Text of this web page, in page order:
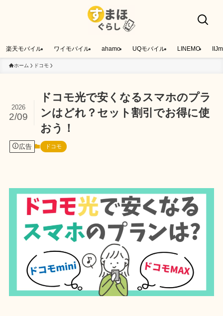
楽天モバイル ワイモバイル ahamo UQモバイル LINEMO
ホーム ドコモ
ドコモ光で安くなるスマホのプラ
ンはどれ？セット割引でお得に使
おう！
2026
2/09
広告 ドコモ